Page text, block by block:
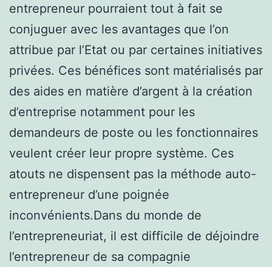
entrepreneur pourraient tout à fait se
conjuguer avec les avantages que l’on
attribue par l’Etat ou par certaines initiatives
privées. Ces bénéfices sont matérialisés par
des aides en matière d’argent à la création
d’entreprise notamment pour les
demandeurs de poste ou les fonctionnaires
veulent créer leur propre système. Ces
atouts ne dispensent pas la méthode auto-
entrepreneur d’une poignée
inconvénients.Dans du monde de
l’entrepreneuriat, il est difficile de déjoindre
l’entrepreneur de sa compagnie